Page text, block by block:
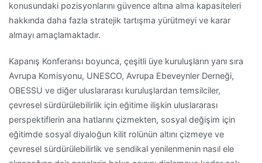
konusundaki pozisyonlarını güvence altına alma kapasiteleri
hakkında daha fazla stratejik tartışma yürütmeyi ve karar
almayı amaçlamaktadır.
Kapanış Konferansı boyunca, çeşitli üye kuruluşların yanı sıra
Avrupa Komisyonu, UNESCO, Avrupa Ebeveynler Derneği,
OBESSU ve diğer uluslararası kuruluşlardan temsilciler,
çevresel sürdürülebilirlik için eğitime ilişkin uluslararası
perspektiflerin ana hatlarını çizmekten, sosyal değişim için
eğitimde sosyal diyaloğun kilit rolünün altını çizmeye ve
çevresel sürdürülebilirlik ve sendikal yenilenmenin nasıl ele